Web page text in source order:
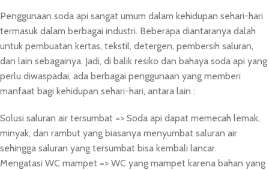
Penggunaan soda api sangat umum dalam kehidupan sehari-hari
termasuk dalam berbagai industri. Beberapa diantaranya dalah
untuk pembuatan kertas, tekstil, detergen, pembersih saluran,
dan lain sebagainya. Jadi, di balik resiko dan bahaya soda api yang
perlu diwaspadai, ada berbagai penggunaan yang memberi
manfaat bagi kehidupan sehari-hari, antara lain :
Solusi saluran air tersumbat => Soda api dapat memecah lemak,
minyak, dan rambut yang biasanya menyumbat saluran air
sehingga saluran yang tersumbat bisa kembali lancar.
Mengatasi WC mampet => WC yang mampet karena bahan yang